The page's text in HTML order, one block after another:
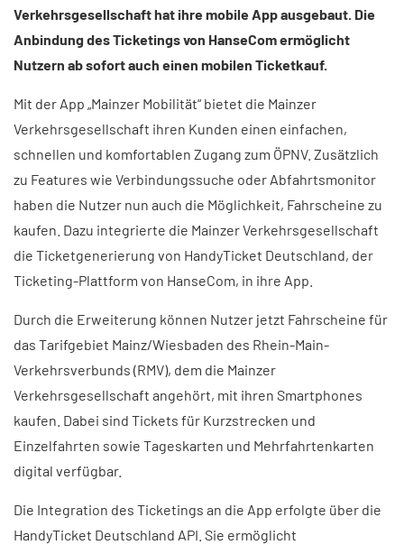
Verkehrsgesellschaft hat ihre mobile App ausgebaut. Die
Anbindung des Ticketings von HanseCom ermöglicht
Nutzern ab sofort auch einen mobilen Ticketkauf.
Mit der App „Mainzer Mobilität“ bietet die Mainzer
Verkehrsgesellschaft ihren Kunden einen einfachen,
schnellen und komfortablen Zugang zum ÖPNV. Zusätzlich
zu Features wie Verbindungssuche oder Abfahrtsmonitor
haben die Nutzer nun auch die Möglichkeit, Fahrscheine zu
kaufen. Dazu integrierte die Mainzer Verkehrsgesellschaft
die Ticketgenerierung von HandyTicket Deutschland, der
Ticketing-Plattform von HanseCom, in ihre App.
Durch die Erweiterung können Nutzer jetzt Fahrscheine für
das Tarifgebiet Mainz/Wiesbaden des Rhein-Main-
Verkehrsverbunds (RMV), dem die Mainzer
Verkehrsgesellschaft angehört, mit ihren Smartphones
kaufen. Dabei sind Tickets für Kurzstrecken und
Einzelfahrten sowie Tageskarten und Mehrfahrtenkarten
digital verfügbar.
Die Integration des Ticketings an die App erfolgte über die
HandyTicket Deutschland API. Sie ermöglicht